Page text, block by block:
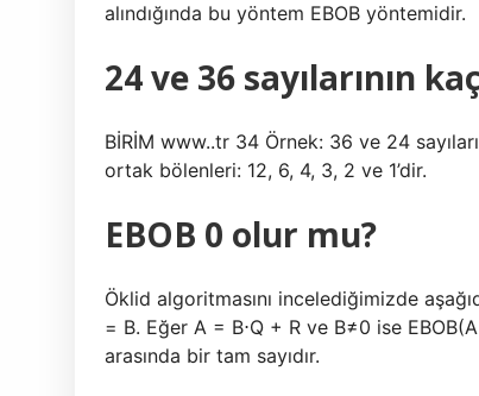
alındığında bu yöntem EBOB yöntemidir.
24 ve 36 sayılarının
BİRİM www..tr 34 Örnek: 36 ve 24
ortak bölenleri: 12, 6, 4, 3, 2 ve 1’dir.
EBOB 0 olur mu?
Öklid algoritmasını incelediğimizde
= B. Eğer A = B⋅Q + R ve B≠0 ise
arasında bir tam sayıdır.